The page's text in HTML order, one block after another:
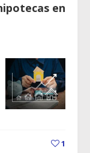
en
1